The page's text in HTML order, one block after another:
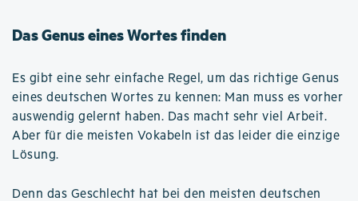
Das Genus eines Wortes finden
Es gibt eine sehr einfache Regel, um das richtige Genus
eines deutschen Wortes zu kennen: Man muss es vorher
auswendig gelernt haben. Das macht sehr viel Arbeit.
Aber für die meisten Vokabeln ist das leider die einzige
Lösung.
Denn das Geschlecht hat bei den meisten deutschen